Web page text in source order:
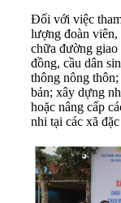
Đối với việc
lượng đoàn viên,
chữa đường
đồng, cầu dân
thông nông
bản; xây dựng
hoặc nâng cấp
nhi tại các xã